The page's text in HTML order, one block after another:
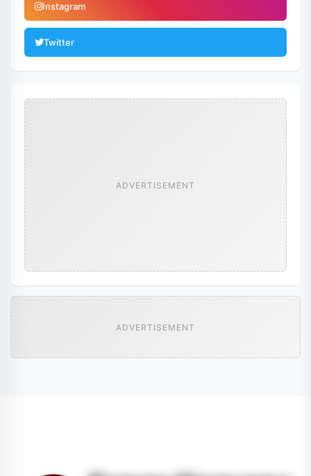
Instagram
Twitter
ADVERTISEMENT
ADVERTISEMENT